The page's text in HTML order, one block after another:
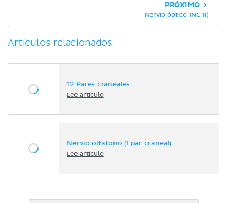
PRÓXIMO
Nervio óptico (NC II)
Artículos relacionados
12 Pares craneales
Lee artículo
Nervio olfatorio (I par craneal)
Lee artículo